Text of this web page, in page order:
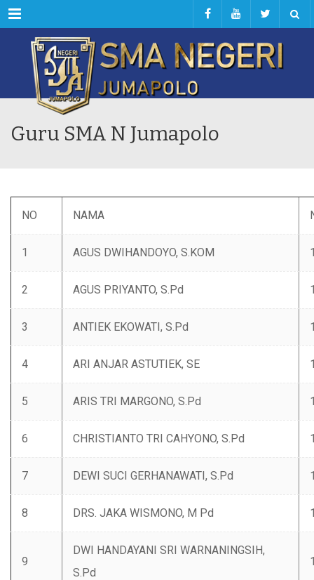
Menu
Guru SMA N Jumapolo
NO NAMA
1 ‌AGUS DWIHANDOYO, S.KOM
2 ‌AGUS PRIYANTO, S.Pd
3 ‌ANTIEK EKOWATI, S.Pd
4 ‌ARI ANJAR ASTUTIEK, SE
5 ‌ARIS TRI MARGONO, S.Pd
6 ‌CHRISTIANTO TRI CAHYONO, S.Pd
7 ‌DEWI SUCI GERHANAWATI, S.Pd
8 ‌DRS. JAKA WISMONO, M Pd
9
‌DWI HANDAYANI SRI WARNANINGSIH,
S.Pd